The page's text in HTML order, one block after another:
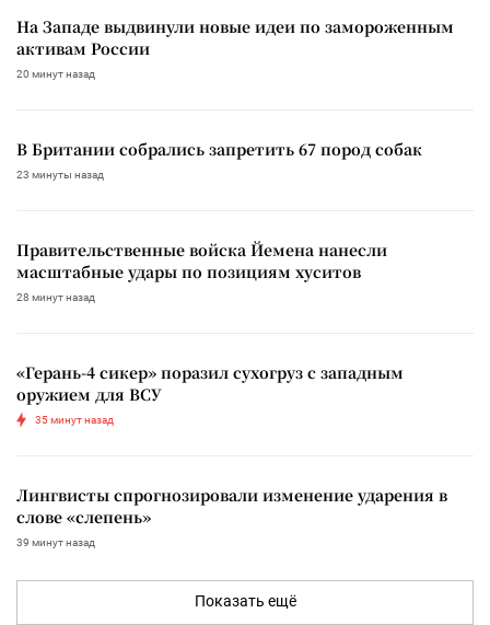
На Западе выдвинули новые идеи по замороженным
активам России
20 минут назад
В Британии собрались запретить 67 пород собак
23 минуты назад
Правительственные войска Йемена нанесли
масштабные удары по позициям хуситов
28 минут назад
«Герань-4 сикер» поразил сухогруз с западным
оружием для ВСУ
35 минут назад
Лингвисты спрогнозировали изменение ударения в
слове «слепень»
39 минут назад
Показать ещё